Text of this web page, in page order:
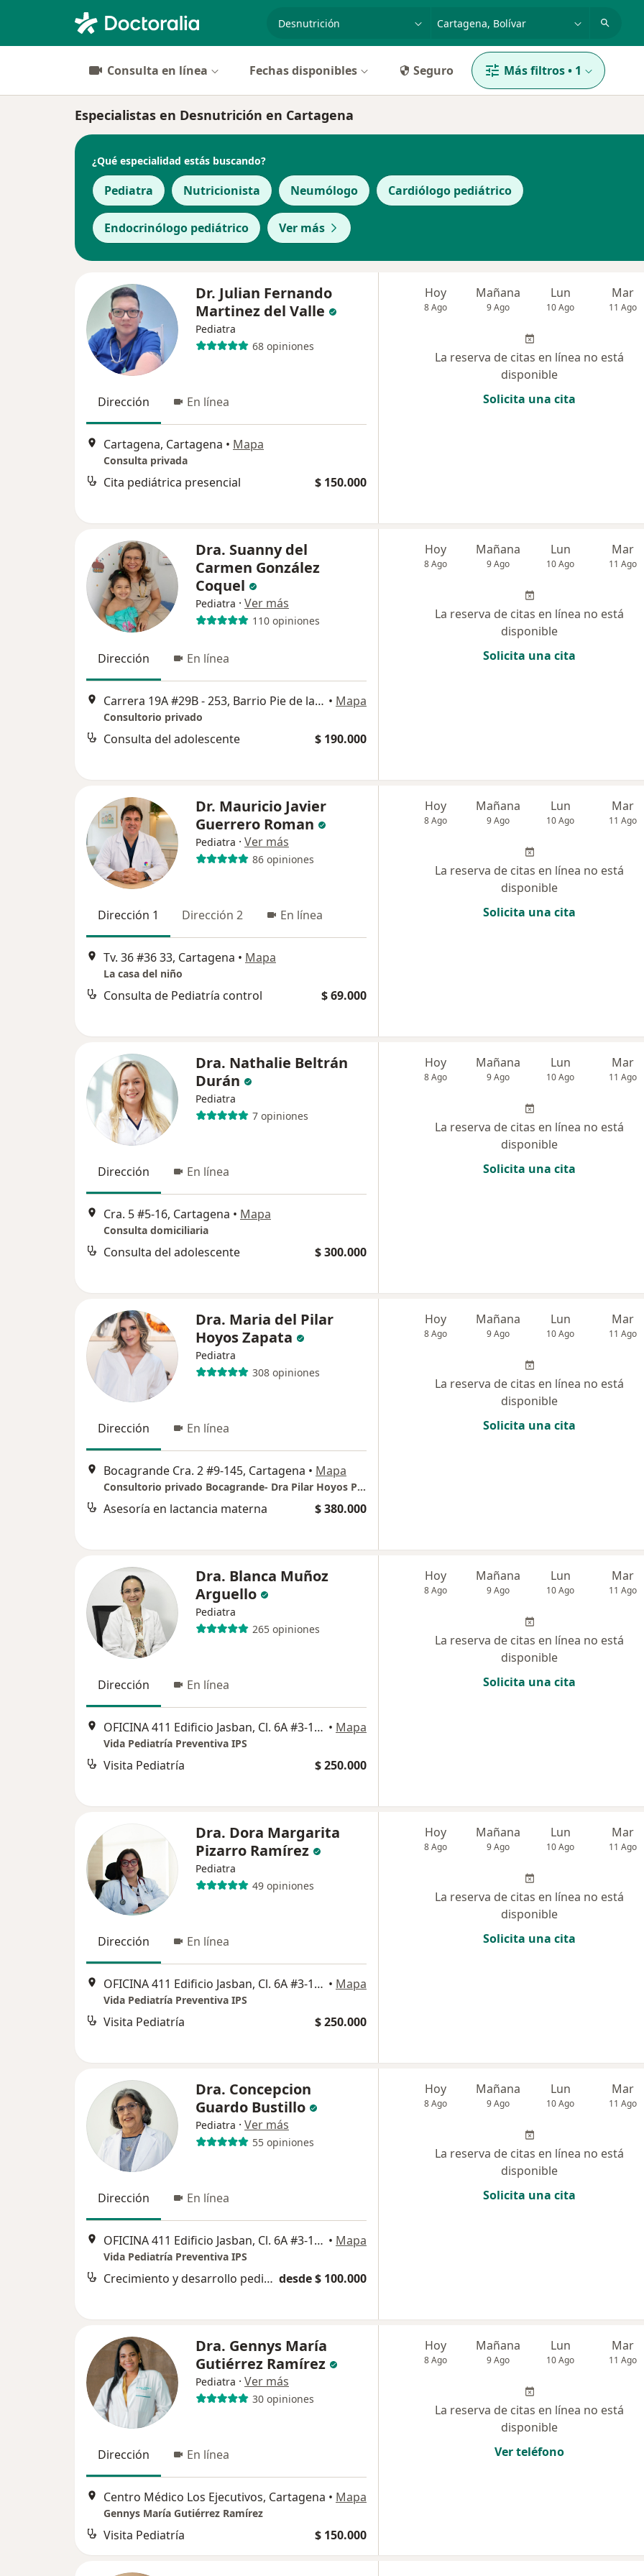
especialidad, enfermedad o nombre
Consulta en línea Fechas disponibles Seguro Más filtros• 1
Especialistas en Desnutrición en Cartagena
¿Qué especialidad estás buscando?
Pediatra Nutricionista Neumólogo Cardiólogo pediátrico
Endocrinólogo pediátrico Ver más
Dr. Julian Fernando
Martinez del Valle
Pediatra
68 opiniones
Dirección En línea
Cartagena, Cartagena • Mapa
Consulta privada
Cita pediátrica presencial $ 150.000
Hoy
8 Ago
Mañana
9 Ago
Lun
10 Ago
Mar
11 Ago
La reserva de citas en línea no está
disponible
Solicita una cita
Dra. Suanny del
Carmen González
Coquel
Pediatra · Ver más
110 opiniones
Dirección En línea
Carrera 19A #29B - 253, Barrio Pie de la Popa, Cartagena • Mapa
Consultorio privado
Consulta del adolescente $ 190.000
Hoy
8 Ago
Mañana
9 Ago
Lun
10 Ago
Mar
11 Ago
La reserva de citas en línea no está
disponible
Solicita una cita
Dr. Mauricio Javier
Guerrero Roman
Pediatra · Ver más
86 opiniones
Dirección 1 Dirección 2 En línea
Tv. 36 #36 33, Cartagena • Mapa
La casa del niño
Consulta de Pediatría control $ 69.000
Hoy
8 Ago
Mañana
9 Ago
Lun
10 Ago
Mar
11 Ago
La reserva de citas en línea no está
disponible
Solicita una cita
Dra. Nathalie Beltrán
Durán
Pediatra
7 opiniones
Dirección En línea
Cra. 5 #5-16, Cartagena • Mapa
Consulta domiciliaria
Consulta del adolescente $ 300.000
Hoy
8 Ago
Mañana
9 Ago
Lun
10 Ago
Mar
11 Ago
La reserva de citas en línea no está
disponible
Solicita una cita
Dra. Maria del Pilar
Hoyos Zapata
Pediatra
308 opiniones
Dirección En línea
Bocagrande Cra. 2 #9-145, Cartagena • Mapa
Consultorio privado Bocagrande- Dra Pilar Hoyos Pediatra
Asesoría en lactancia materna $ 380.000
Hoy
8 Ago
Mañana
9 Ago
Lun
10 Ago
Mar
11 Ago
La reserva de citas en línea no está
disponible
Solicita una cita
Dra. Blanca Muñoz
Arguello
Pediatra
265 opiniones
Dirección En línea
OFICINA 411 Edificio Jasban, Cl. 6A #3-17, Cartagena • Mapa
Vida Pediatría Preventiva IPS
Visita Pediatría $ 250.000
Hoy
8 Ago
Mañana
9 Ago
Lun
10 Ago
Mar
11 Ago
La reserva de citas en línea no está
disponible
Solicita una cita
Dra. Dora Margarita
Pizarro Ramírez
Pediatra
49 opiniones
Dirección En línea
OFICINA 411 Edificio Jasban, Cl. 6A #3-17, Cartagena • Mapa
Vida Pediatría Preventiva IPS
Visita Pediatría $ 250.000
Hoy
8 Ago
Mañana
9 Ago
Lun
10 Ago
Mar
11 Ago
La reserva de citas en línea no está
disponible
Solicita una cita
Dra. Concepcion
Guardo Bustillo
Pediatra · Ver más
55 opiniones
Dirección En línea
OFICINA 411 Edificio Jasban, Cl. 6A #3-17, Cartagena • Mapa
Vida Pediatría Preventiva IPS
Crecimiento y desarrollo pediátrico desde $ 100.000
Hoy
8 Ago
Mañana
9 Ago
Lun
10 Ago
Mar
11 Ago
La reserva de citas en línea no está
disponible
Solicita una cita
Dra. Gennys María
Gutiérrez Ramírez
Pediatra · Ver más
30 opiniones
Dirección En línea
Centro Médico Los Ejecutivos, Cartagena • Mapa
Gennys María Gutiérrez Ramírez
Visita Pediatría $ 150.000
Hoy
8 Ago
Mañana
9 Ago
Lun
10 Ago
Mar
11 Ago
La reserva de citas en línea no está
disponible
Ver teléfono